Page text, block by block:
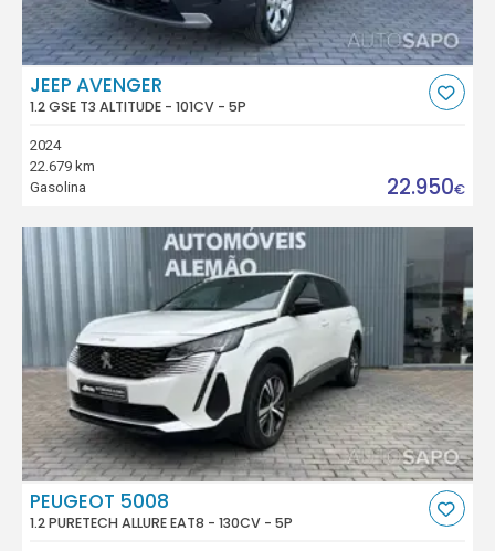
JEEP AVENGER
1.2 GSE T3 ALTITUDE - 101CV - 5P
2024
22.679 km
Gasolina
22.950€
PEUGEOT 5008
1.2 PURETECH ALLURE EAT8 - 130CV - 5P